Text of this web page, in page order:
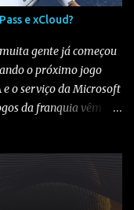
Salve as
Luna só funciona em
suportados . 2️⃣
e xCloud?
gente já começou
o próximo jogo
e o serviço da Microsoft
da franquia vêm
cenário: 🔹FIFA
23 ➡️ 16/05/2023
liberado no xCloud